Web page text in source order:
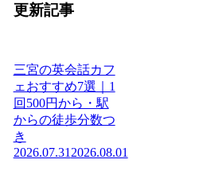
更新記事
三宮の英会話カフ
ェおすすめ7選｜1
回500円から・駅
からの徒歩分数つ
き
2026.07.312026.08.01